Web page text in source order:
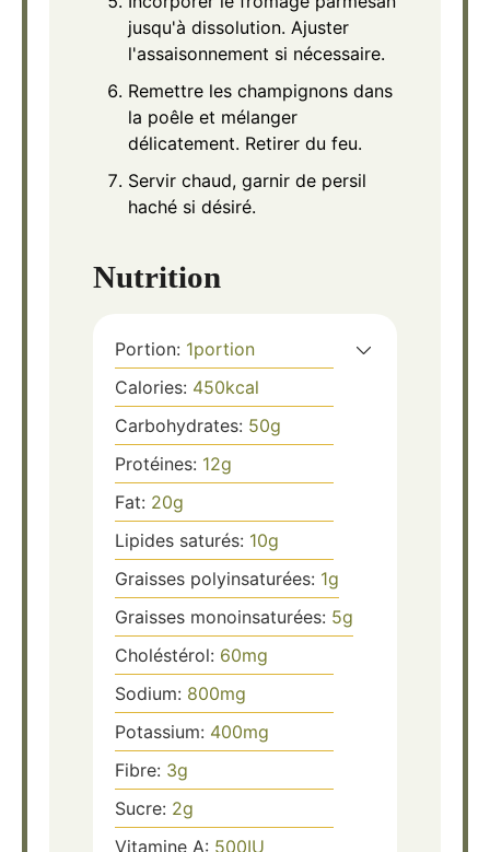
jusqu'à dissolution. Ajuster
l'assaisonnement si nécessaire.
Remettre les champignons dans
la poêle et mélanger
délicatement. Retirer du feu.
Servir chaud, garnir de persil
haché si désiré.
Nutrition
Portion: 1portion
Calories: 450kcal
Carbohydrates: 50g
Protéines: 12g
Fat: 20g
Lipides saturés: 10g
Graisses polyinsaturées: 1g
Graisses monoinsaturées: 5g
Choléstérol: 60mg
Sodium: 800mg
Potassium: 400mg
Fibre: 3g
Sucre: 2g
Vitamine A: 500IU